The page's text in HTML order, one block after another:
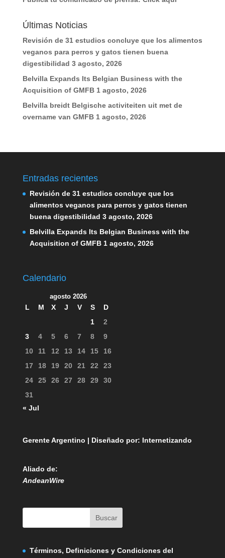
Últimas Noticias
Revisión de 31 estudios concluye que los alimentos
veganos para perros y gatos tienen buena
digestibilidad 3 agosto, 2026
Belvilla Expands Its Belgian Business with the
Acquisition of GMFB 1 agosto, 2026
Belvilla breidt Belgische activiteiten uit met de
overname van GMFB 1 agosto, 2026
Entradas recientes
Revisión de 31 estudios concluye que los
alimentos veganos para perros y gatos tienen
buena digestibilidad 3 agosto, 2026
Belvilla Expands Its Belgian Business with the
Acquisition of GMFB 1 agosto, 2026
Calendario
agosto 2026
L M X J V S
D
1
2
3
4 5 6 7 8
9
10
11 12 13 14 15
16
17
18 19 20 21 22
23
24
25 26 27 28 29
30
31
« Jul
Gerente Argentino | Diseñado por: Internetizando
Aliado de:
AndeanWire
Términos, Definiciones y Condiciones del